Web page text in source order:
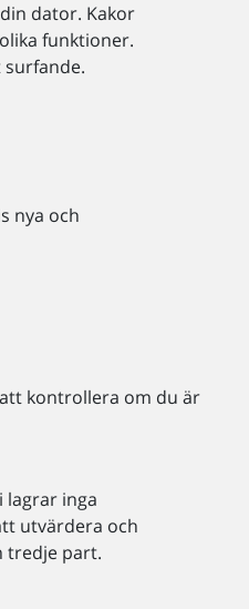
dator. Kakor
funktioner.
nya och
kontrollera om du är
lagrar inga
utvärdera och
tredje part.